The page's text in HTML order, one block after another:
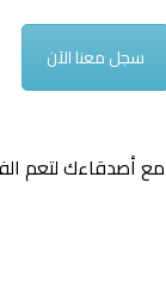
سجل معنا الآن
أصدقاءك لتعم